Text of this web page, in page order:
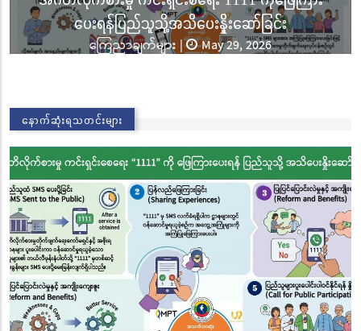
ြင်း
ခြင်းအောင်ပွဲနှင့် (၃၆) ကြိမ်မြောက် စုပ
ဘုံကထိန် အလှူတော်မင်္ဂလာအခမ်းအနား
နောက်ဆုံးရသတင်းများ
လွိုင်ကော်မြို့၊ သမိုင်းဝင်ဆုတောင်းပြ
စေတီတော် လုံးတော်ပြည့်ရွှေသင်္ကန်း
ခြင်းအောင်ပွဲနှင့် (၃၆) ကြိမ်မြောက် စု
ဘုံကထိန် အလှူတော်မင်္ဂလာအခမ်းအနာ